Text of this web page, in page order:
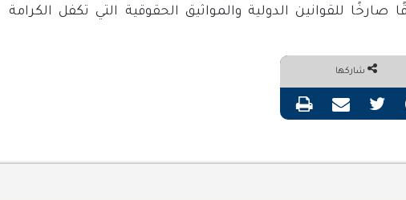
للقوانين الدولية والمواثيق الحقوقية التي تكفل الكرامة
شاركها
فيسبوك تويتر مشاركة عبر البريد طباعة